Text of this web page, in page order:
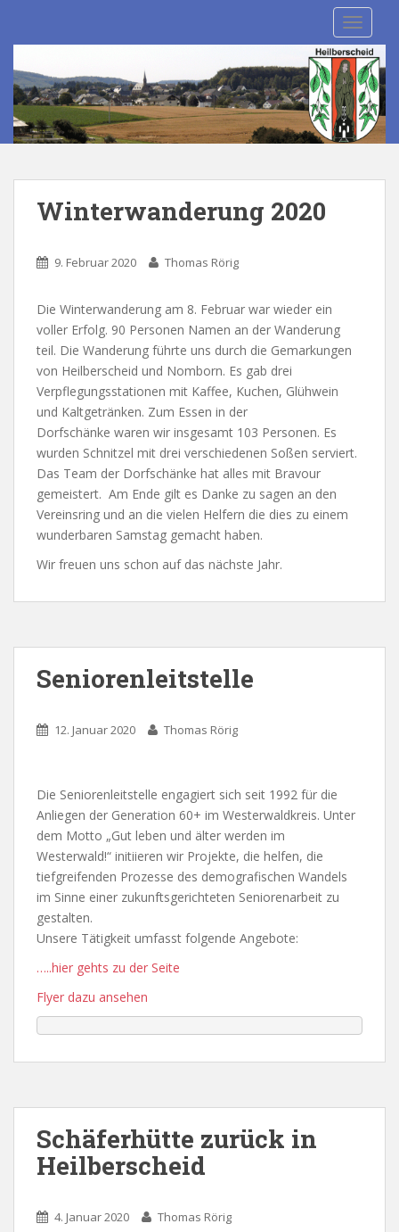
Winterwanderung 2020
9. Februar 2020 Thomas Rörig
Die Winterwanderung am 8. Februar war wieder ein
voller Erfolg. 90 Personen Namen an der Wanderung
teil. Die Wanderung führte uns durch die Gemarkungen
von Heilberscheid und Nomborn. Es gab drei
Verpflegungsstationen mit Kaffee, Kuchen, Glühwein
und Kaltgetränken. Zum Essen in der
Dorfschänke waren wir insgesamt 103 Personen. Es
wurden Schnitzel mit drei verschiedenen Soßen serviert.
Das Team der Dorfschänke hat alles mit Bravour
gemeistert. Am Ende gilt es Danke zu sagen an den
Vereinsring und an die vielen Helfern die dies zu einem
wunderbaren Samstag gemacht haben.
Wir freuen uns schon auf das nächste Jahr.
Seniorenleitstelle
12. Januar 2020 Thomas Rörig
Die Seniorenleitstelle engagiert sich seit 1992 für die
Anliegen der Generation 60+ im Westerwaldkreis. Unter
dem Motto „Gut leben und älter werden im
Westerwald!“ initiieren wir Projekte, die helfen, die
tiefgreifenden Prozesse des demografischen Wandels
im Sinne einer zukunftsgerichteten Seniorenarbeit zu
gestalten.
Unsere Tätigkeit umfasst folgende Angebote:
…..hier gehts zu der Seite
Flyer dazu ansehen
Schäferhütte zurück in
Heilberscheid
4. Januar 2020 Thomas Rörig